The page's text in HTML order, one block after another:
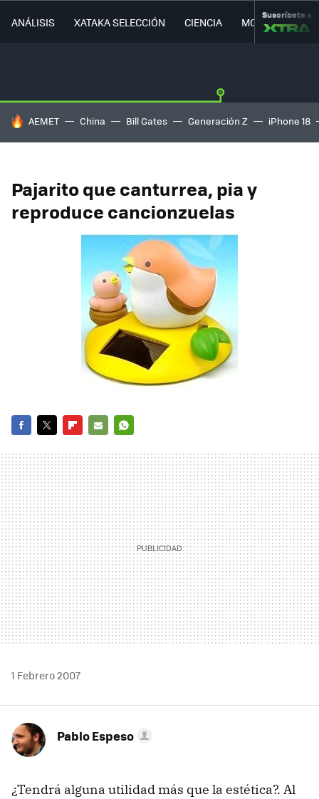
ANÁLISIS XATAKA SELECCIÓN CIENCIA MOVILIDAD
Suscríbete a
HOY SE HABLA DE
AEMET China Bill Gates Generación Z iPhone 18
Pajarito que canturrea, pia y
reproduce cancionzuelas
MAIL
1 Febrero 2007
Pablo Espeso
¿Tendrá alguna utilidad más que la estética?. Al